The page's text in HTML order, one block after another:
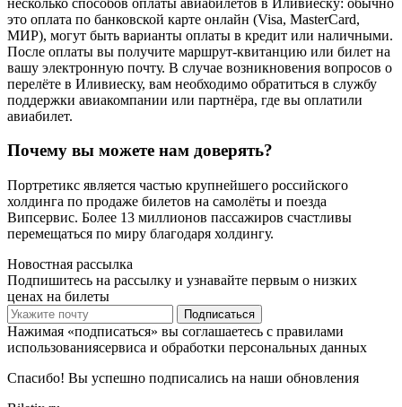
это оплата по банковской карте онлайн (Visa, MasterCard,
МИР), могут быть варианты оплаты в кредит или наличными.
После оплаты вы получите маршрут-квитанцию или билет на
вашу электронную почту. В случае возникновения вопросов о
перелёте в Иливиеску, вам необходимо обратиться в службу
поддержки авиакомпании или партнёра, где вы оплатили
авиабилет.
Почему вы можете нам доверять?
Портретикс является частью крупнейшего российского
холдинга по продаже билетов на самолёты и поезда
Випсервис. Более 13 миллионов пассажиров счастливы
перемещаться по миру благодаря холдингу.
Новостная рассылка
Подпишитесь на рассылку и узнавайте первым о низких
ценах на билеты
Подписаться
Нажимая «подписаться» вы соглашаетесь с правилами
использованиясервиса и обработки персональных данных
Спасибо! Вы успешно подписались на наши обновления